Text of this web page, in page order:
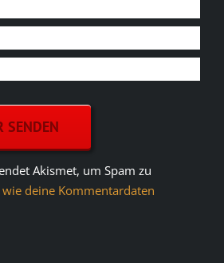
Akismet, um Spam zu
wie deine Kommentardaten